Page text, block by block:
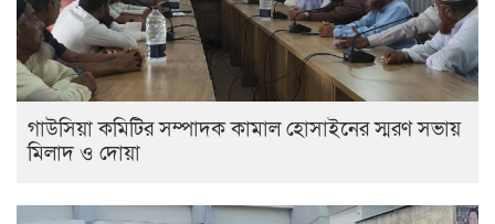
গাউসিয়া কমিটির সম্পাদক কামাল হোসাইনের স্মরণ সভায়
মিলাদ ও দোয়া